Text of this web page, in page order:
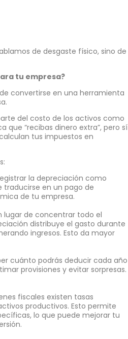
de desgaste físico, sino de
tu empresa?
convertirse en una herramienta
del costo de los activos como
que “recibas dinero extra”, pero sí
tus impuestos en
la depreciación como
traducirse en un pago de
de tu empresa.
lugar de concentrar todo el
distribuye el gasto durante
ingresos. Esto da mayor
cuánto podrás deducir cada año
provisiones y evitar sorpresas.
fiscales existen tasas
productivos. Esto permite
lo que puede mejorar tu